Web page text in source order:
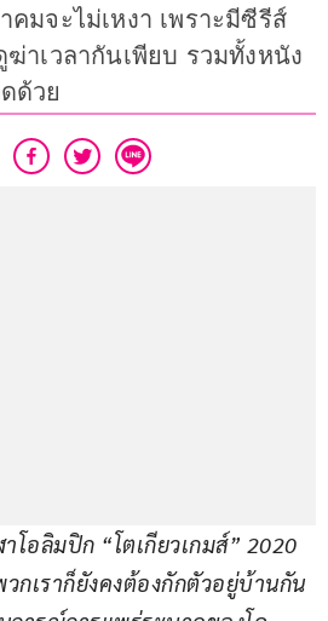
คมจะไม่เหงา เพราะมีซีรีส์
ฆ่าเวลากันเพียบ รวมทั้งหนัง
ด้วย
โอลิมปิก “โตเกียวเกมส์” 2020
กเราก็ยังคงต้องกักตัวอยู่บ้านกัน